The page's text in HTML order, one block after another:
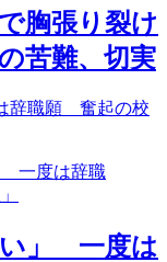
胸張り裂け
苦難、切実
辞職願 奮起の校
い」 一度は